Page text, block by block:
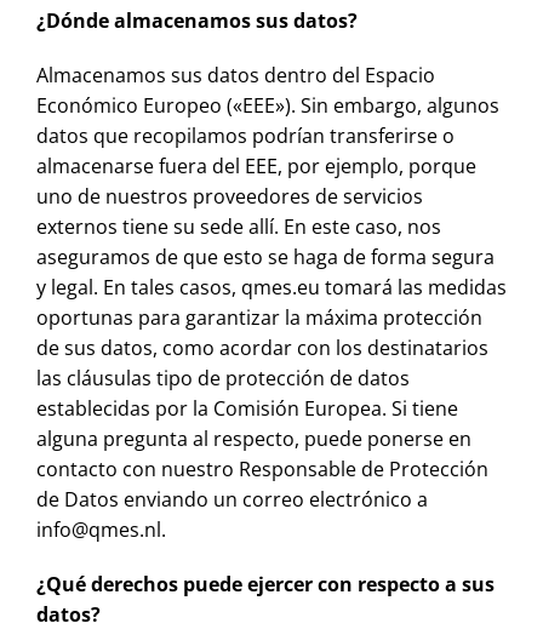
¿Dónde almacenamos sus datos?
Almacenamos sus datos dentro del Espacio
Económico Europeo («EEE»). Sin embargo, algunos
datos que recopilamos podrían transferirse o
almacenarse fuera del EEE, por ejemplo, porque
uno de nuestros proveedores de servicios
externos tiene su sede allí. En este caso, nos
aseguramos de que esto se haga de forma segura
y legal. En tales casos, qmes.eu tomará las medidas
oportunas para garantizar la máxima protección
de sus datos, como acordar con los destinatarios
las cláusulas tipo de protección de datos
establecidas por la Comisión Europea. Si tiene
alguna pregunta al respecto, puede ponerse en
contacto con nuestro Responsable de Protección
de Datos enviando un correo electrónico a
info@qmes.nl.
¿Qué derechos puede ejercer con respecto a sus
datos?